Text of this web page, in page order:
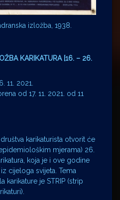
izložba, 1938.
KARIKATURA [16. – 26.
11. 2021.
od 17. 11. 2021. od 11
karikaturista otvorit će
mjerama) 26.
koja je i ove godine
cijeloga svijeta. Tema
karikature je STRIP (strip